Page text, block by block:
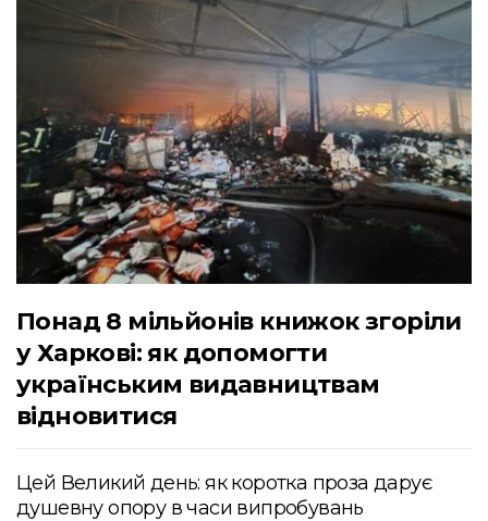
Понад 8 мільйонів книжок згоріли
у Харкові: як допомогти
українським видавництвам
відновитися
Цей Великий день: як коротка проза дарує
душевну опору в часи випробувань